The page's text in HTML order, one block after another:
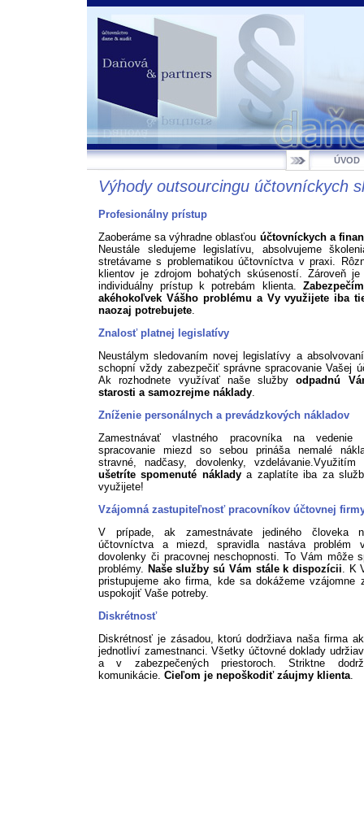
ÚVOD
Výhody outsourcingu účtovníckych
Profesionálny prístup
Zaoberáme sa výhradne oblasťou účtovníckych a
Neustále sledujeme legislatívu, absolvujeme
stretávame s problematikou účtovníctva v praxi.
klientov je zdrojom bohatých skúseností. Zároveň je
individuálny prístup k potrebám klienta.
akéhokoľvek Vášho problému a Vy využijete iba
naozaj potrebujete.
Znalosť platnej legislatívy
Neustálym sledovaním novej legislatívy a
schopní vždy zabezpečiť správne spracovanie Vašej
Ak rozhodnete využívať naše službyodpadnú
starosti a samozrejme náklady.
Zníženie personálnych a prevádzkových nákladov
Zamestnávať vlastného pracovníka na vedenie
spracovanie miezd so sebou prináša nemalé
stravné, nadčasy, dovolenky,
ušetríte spomenuté nákladya zaplatíte iba za
využijete!
Vzájomná zastupiteľnosť pracovníkov účtovnej
V prípade, ak zamestnávate jediného človeka
účtovníctva a miezd, spravidla nastáva problém
dovolenky či pracovnej neschopnosti. To Vám môže
problémy. Naše služby sú Vám stále k dispozícii. K
pristupujeme ako firma, kde sa dokážeme vzájomne
uspokojiť Vaše potreby.
Diskrétnosť
Diskrétnosť je zásadou, ktorú dodržiava naša firma
jednotliví zamestnanci. Všetky účtovné doklady
a v zabezpečených priestoroch. Striktne
komunikácie. Cieľom je nepoškodiť záujmy klienta.